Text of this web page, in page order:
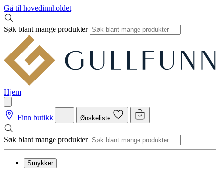
Gå til hovedinnholdet
Søk blant mange produkter
Hjem
Finn butikk Ønskeliste
Søk blant mange produkter
Smykker